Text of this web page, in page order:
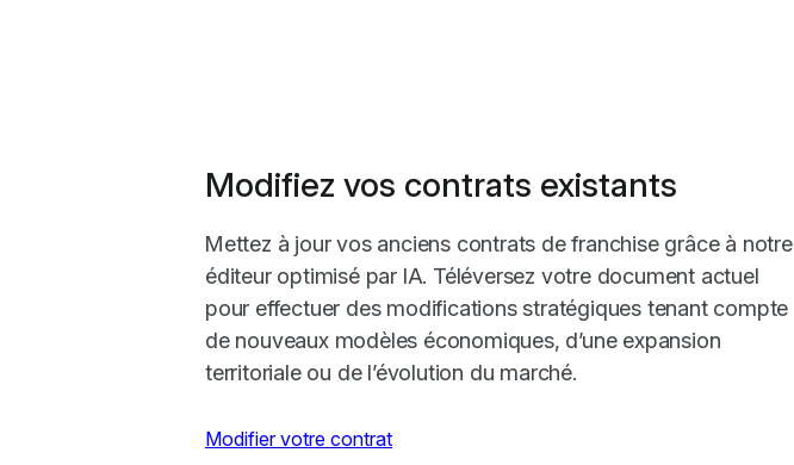
Modifiez vos contrats existants
Mettez à jour vos anciens contrats de franchise grâce à notre
éditeur optimisé par IA. Téléversez votre document actuel
pour effectuer des modifications stratégiques tenant compte
de nouveaux modèles économiques, d’une expansion
territoriale ou de l’évolution du marché.
Modifier votre contrat